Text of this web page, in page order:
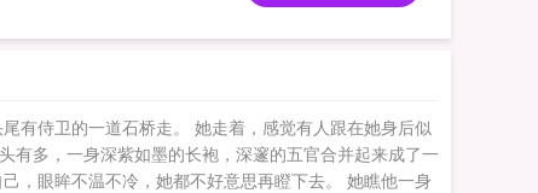
有侍卫的一道石桥走。 她走着，感觉有人跟在她身后似
有多，一身深紫如墨的长袍，深邃的五官合并起来成了一
，眼眸不温不冷，她都不好意思再瞪下去。 她瞧他一身